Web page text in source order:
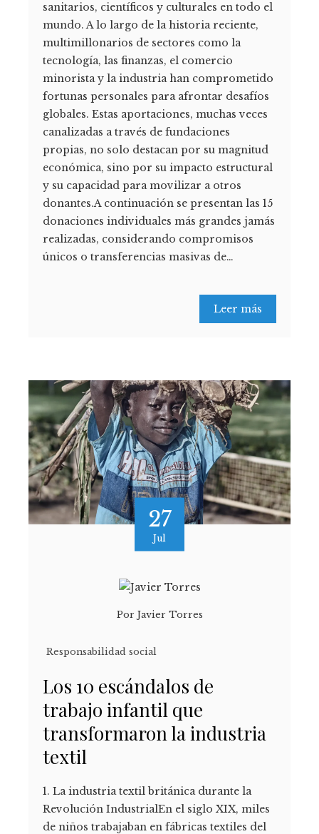
sanitarios, científicos y culturales en todo el
mundo. A lo largo de la historia reciente,
multimillonarios de sectores como la
tecnología, las finanzas, el comercio
minorista y la industria han comprometido
fortunas personales para afrontar desafíos
globales. Estas aportaciones, muchas veces
canalizadas a través de fundaciones
propias, no solo destacan por su magnitud
económica, sino por su impacto estructural
y su capacidad para movilizar a otros
donantes.A continuación se presentan las 15
donaciones individuales más grandes jamás
realizadas, considerando compromisos
únicos o transferencias masivas de…
Leer más
27
Jul
Por Javier Torres
Responsabilidad social
Los 10 escándalos de
trabajo infantil que
transformaron la industria
textil
1. La industria textil británica durante la
Revolución IndustrialEn el siglo XIX, miles
de niños trabajaban en fábricas textiles del